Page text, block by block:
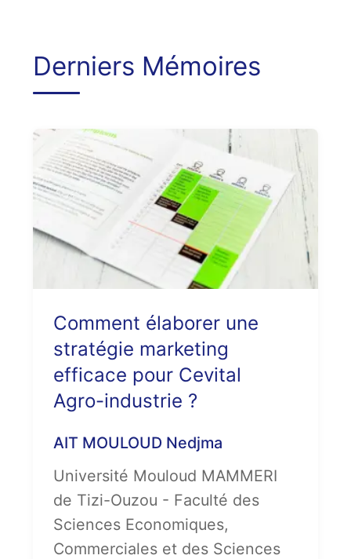
Derniers Mémoires
Comment élaborer une
stratégie marketing
efficace pour Cevital
Agro-industrie ?
AIT MOULOUD Nedjma
Université Mouloud MAMMERI
de Tizi-Ouzou - Faculté des
Sciences Economiques,
Commerciales et des Sciences